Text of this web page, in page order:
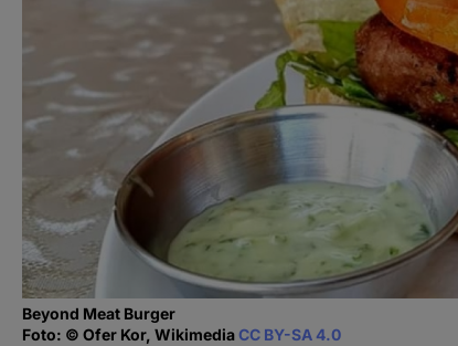
Beyond Meat Burger
Foto: © Ofer Kor, WikimediaCC BY-SA 4.0